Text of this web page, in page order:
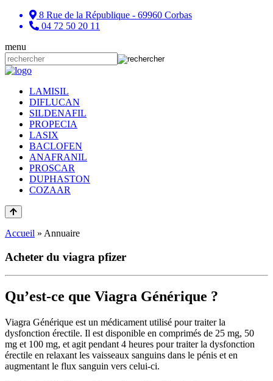
8 Rue de la République - 69960 Corbas
04 72 50 20 11
menu
LAMISIL
DIFLUCAN
SILDENAFIL
PROPECIA
LASIX
BACLOFEN
ANAFRANIL
PROSCAR
DUPHASTON
COZAAR
Accueil » Annuaire
Acheter du viagra pfizer
Qu’est-ce que Viagra Générique ?
Viagra Générique est un médicament utilisé pour traiter la
dysfonction érectile. Il est disponible en comprimés de 25 mg, 50
mg et 100 mg, et agit pendant 4 heures pour traiter la dysfonction
érectile en relaxant les vaisseaux sanguins dans le pénis et en
augmentant le flux sanguin vers celui-ci.